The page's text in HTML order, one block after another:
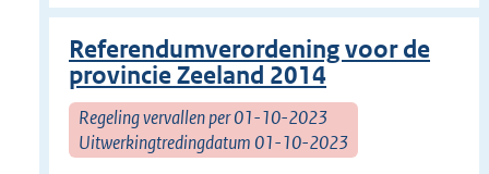
Referendumverordening voor de
provincie Zeeland 2014
Regeling vervallen per 01-10-2023
Uitwerkingtredingdatum 01-10-2023